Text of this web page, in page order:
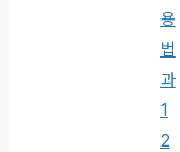
용
법
과
1
2